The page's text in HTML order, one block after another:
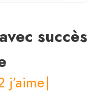
succès